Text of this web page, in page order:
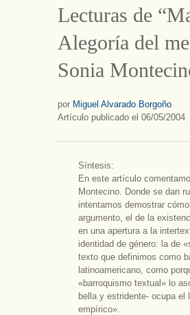
Lecturas de
Alegoría del
Sonia
por Miguel Alvarado Borgoño
Artículo publicado el 06/05/2004
Síntesis:
En este artículo
Montecino. Donde se dan
intentamos demostrar
argumento, el de la
en una apertura a la
identidad de género: la de
texto que definimos como
latinoamericano, como
«barroquismo textual» lo
bella y estridente- ocupa el
empírico».